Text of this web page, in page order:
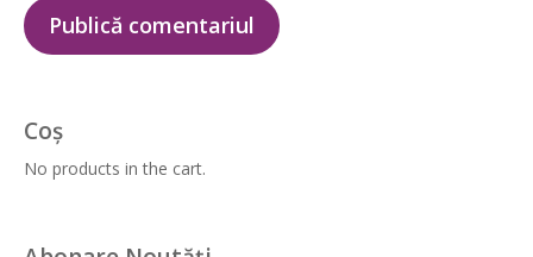
Coș
No products in the cart.